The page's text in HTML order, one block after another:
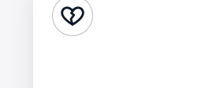
Стендап